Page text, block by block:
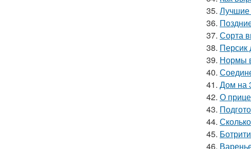
35. Лучшие
36.
37. Сорта
38. Персик
39. Нормы
40.
41. Дом на
42. О
43.
44.
45.
46.